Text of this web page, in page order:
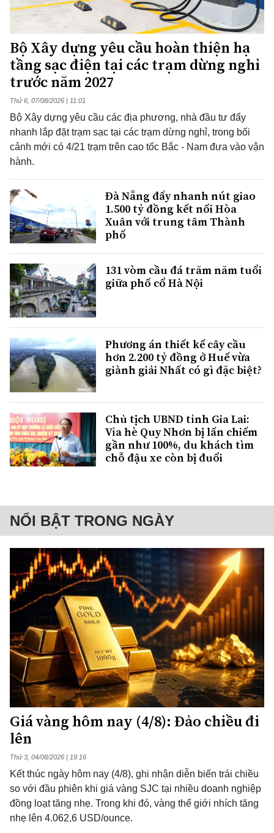
Bộ Xây dựng yêu cầu hoàn thiện hạ
tầng sạc điện tại các trạm dừng nghỉ
trước năm 2027
Thứ 6, 07/08/2026 | 11:01
Bộ Xây dựng yêu cầu các địa phương, nhà đầu tư đẩy
nhanh lắp đặt trạm sạc tại các trạm dừng nghỉ, trong bối
cảnh mới có 4/21 trạm trên cao tốc Bắc - Nam đưa vào vận
hành.
Đà Nẵng đẩy nhanh nút giao
1.500 tỷ đồng kết nối Hòa
Xuân với trung tâm Thành
phố
131 vòm cầu đá trăm năm tuổi
giữa phố cổ Hà Nội
Phương án thiết kế cây cầu
hơn 2.200 tỷ đồng ở Huế vừa
giành giải Nhất có gì đặc biệt?
Chủ tịch UBND tỉnh Gia Lai:
Vỉa hè Quy Nhơn bị lấn chiếm
gần như 100%, du khách tìm
chỗ đậu xe còn bị đuổi
NỔI BẬT TRONG NGÀY
Giá vàng hôm nay (4/8): Đảo chiều đi
lên
Thứ 3, 04/08/2026 | 19:16
Kết thúc ngày hôm nay (4/8), ghi nhận diễn biến trái chiều
so với đầu phiên khi giá vàng SJC tại nhiều doanh nghiệp
đồng loạt tăng nhẹ. Trong khi đó, vàng thế giới nhích tăng
nhẹ lên 4.062,6 USD/ounce.